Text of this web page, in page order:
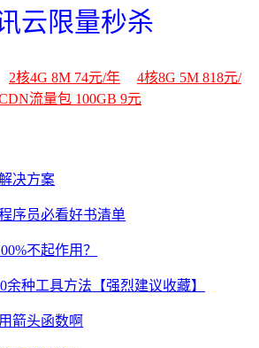
云限量秒杀
2核4G 8M 74元/年
4核8G 5M 818元/
流量包 100GB 9元
决方案
序员必看好书清单
不起作用？
余种工具方法【强烈建议收藏】
箭头函数啊